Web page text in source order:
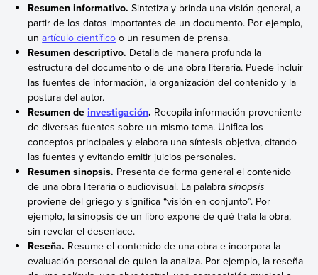
Resumen informativo.Sintetiza y brinda una visión general, a
partir de los datos importantes de un documento. Por ejemplo,
unartículo científico o un resumen de prensa.
Resumendescriptivo. Detalla de manera profunda la
estructura del documento o de una obra literaria. Puede incluir
las fuentes de información, la organización del contenido y la
postura del autor.
Resumen deinvestigación. Recopila información proveniente
de diversas fuentes sobre un mismo tema. Unifica los
conceptos principales y elabora una síntesis objetiva, citando
las fuentes y evitando emitir juicios personales.
Resumen sinopsis. Presenta de forma general el contenido
de una obra literaria o audiovisual. La palabrasinopsis
proviene del griego y significa “visión en conjunto”. Por
ejemplo, la sinopsis de un libro expone de qué trata la obra,
sin revelar el desenlace.
Reseña. Resume el contenido de una obra e incorpora la
evaluación personal de quien la analiza. Por ejemplo, la reseña